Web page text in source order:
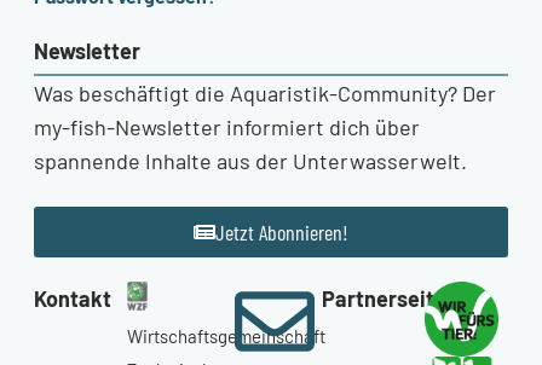
Newsletter
Was beschäftigt die Aquaristik-Community? Der
my-fish-Newsletter informiert dich über
spannende Inhalte aus der Unterwasserwelt.
Jetzt Abonnieren!
Kontakt
Wirtschaftsgemeinschaft
Partnerseiten